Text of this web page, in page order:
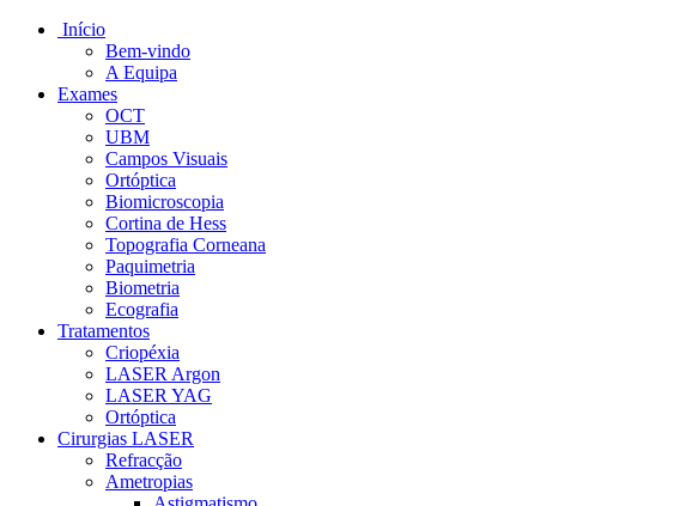
Início
Bem-vindo
A Equipa
Exames
OCT
UBM
Campos Visuais
Ortóptica
Biomicroscopia
Cortina de Hess
Topografia Corneana
Paquimetria
Biometria
Ecografia
Tratamentos
Criopéxia
LASER Argon
LASER YAG
Ortóptica
Cirurgias LASER
Refracção
Ametropias